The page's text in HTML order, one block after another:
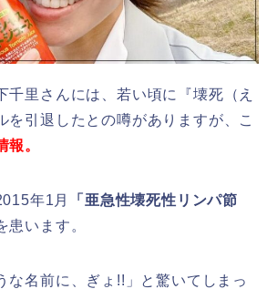
千里さんには、若い頃に『壊死（え
を引退したとの噂がありますが、こ
報。
年1月
「亜急性壊死性リンパ節
患います。
な名前に、ぎょ!!」と驚いてしまっ